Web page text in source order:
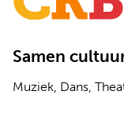
Samen
Muziek, Dans,